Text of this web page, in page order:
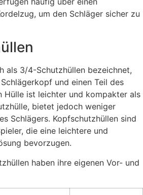
um den Schläger sicher zu
als 3/4-Schutzhüllen bezeichnet,
und einen Teil des
Hülle ist leichter und kompakter als
bietet jedoch weniger
Schlägers. Kopfschutzhüllen sind
die eine leichtere und
bevorzugen.
haben ihre eigenen Vor- und